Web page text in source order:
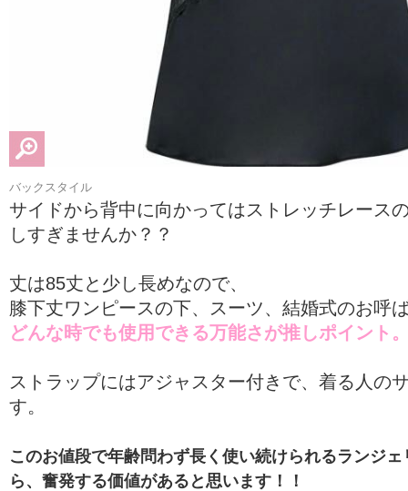
バックスタイル
サイドから背中に向かってはストレッチレース
しすぎませんか？？
丈は85丈と少し長めなので、
膝下丈ワンピースの下、スーツ、結婚式のお呼
どんな時でも使用できる万能さが推しポイント
ストラップにはアジャスター付きで、着る人の
す。
このお値段で年齢問わず長く使い続けられるランジ
ら、奮発する価値があると思います！！